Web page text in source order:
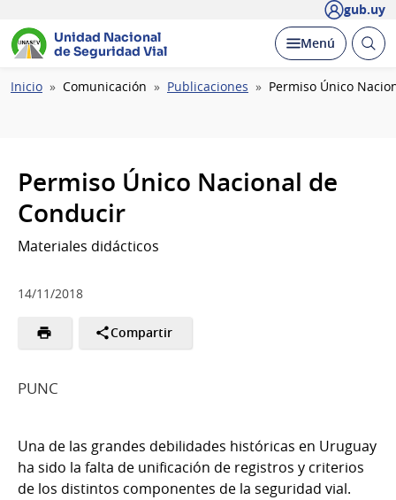
gub.uy
Unidad Nacional
de Seguridad Vial
Desplegar
Menú Abrir
Ruta
Inicio Comunicación Publicaciones Permiso Único
Permiso Único Nacional de
Conducir
Materiales didácticos
14/11/2018
Compartir
PUNC
Una de las grandes debilidades históricas en Uruguay
ha sido la falta de unificación de registros y criterios
de los distintos componentes de la seguridad vial.